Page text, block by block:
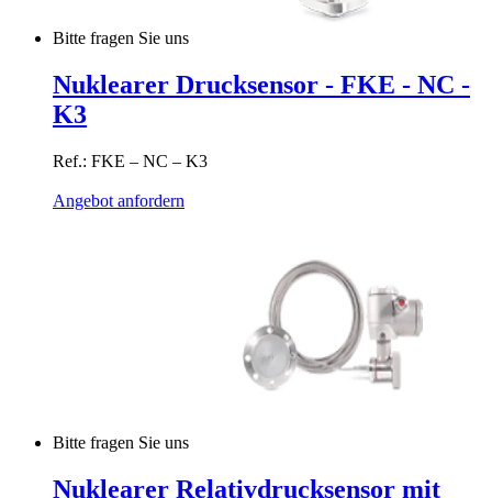
Bitte fragen Sie uns
Nuklearer Drucksensor - FKE - NC -
K3
Ref.: FKE – NC – K3
Angebot anfordern
Bitte fragen Sie uns
Nuklearer Relativdrucksensor mit